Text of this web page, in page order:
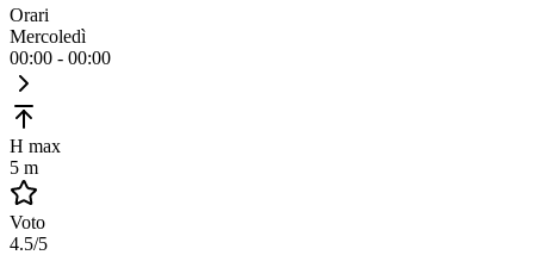
Orari
Mercoledì
00:00 - 00:00
H max
5 m
Voto
4.5/5